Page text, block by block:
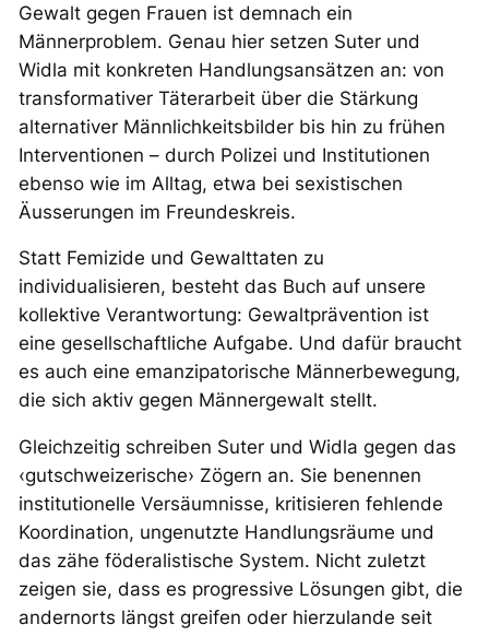
Gewalt gegen Frauen ist demnach ein
Männerproblem. Genau hier setzen Suter und
Widla mit konkreten Handlungsansätzen an: von
transformativer Täterarbeit über die Stärkung
alternativer Männlichkeitsbilder bis hin zu frühen
Interventionen – durch Polizei und Institutionen
ebenso wie im Alltag, etwa bei sexistischen
Äusserungen im Freundeskreis.
Statt Femizide und Gewalttaten zu
individualisieren, besteht das Buch auf unsere
kollektive Verantwortung: Gewaltprävention ist
eine gesellschaftliche Aufgabe. Und dafür braucht
es auch eine emanzipatorische Männerbewegung,
die sich aktiv gegen Männergewalt stellt.
Gleichzeitig schreiben Suter und Widla gegen das
‹gutschweizerische› Zögern an. Sie benennen
institutionelle Versäumnisse, kritisieren fehlende
Koordination, ungenutzte Handlungsräume und
das zähe föderalistische System. Nicht zuletzt
zeigen sie, dass es progressive Lösungen gibt, die
andernorts längst greifen oder hierzulande seit